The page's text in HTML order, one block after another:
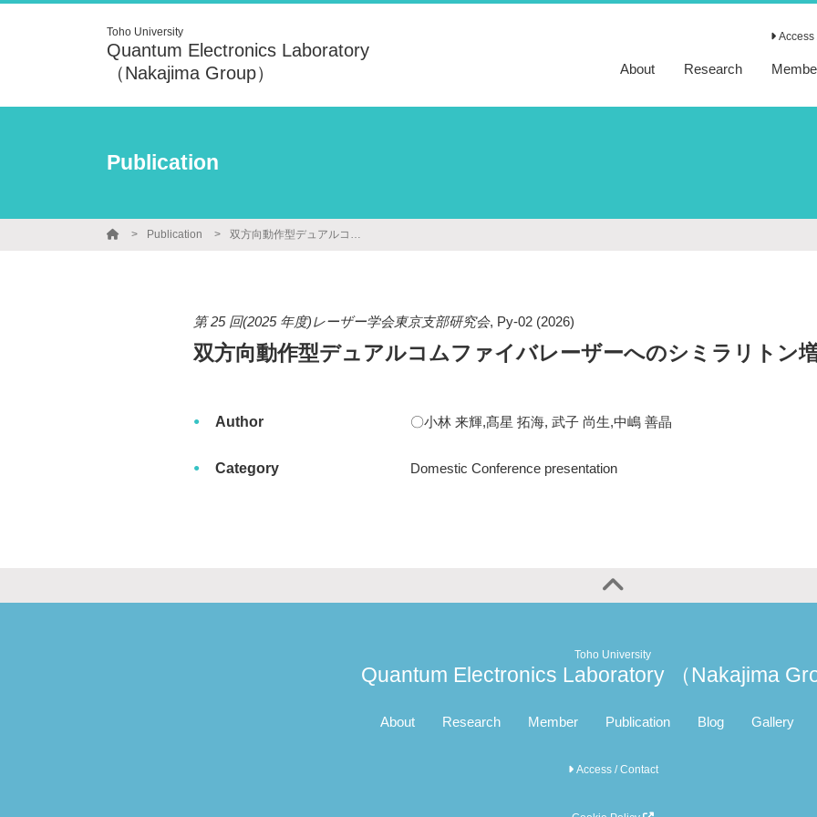
Toho University
Quantum Electronics Laboratory
（Nakajima Group）
Access
About Research
Publication
Publication 双方向動作型デュアルコムファイバレーザーへのシミラリトン増幅の適用
第 25 回(2025 年度)レーザー学会東京支部研究会, Py-02 (2026)
双方向動作型デュアルコムファイバレーザーへのシミラリトン
Author 〇小林 来輝,髙星 拓海, 武子 尚生,中嶋 善晶
Category Domestic Conference presentation
Toho University
Quantum Electronics Laboratory （Nakajima
About Research Member Publication Blog Gallery
Access / Contact